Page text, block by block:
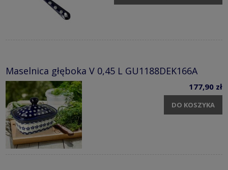
Maselnica głęboka V 0,45 L GU1188DEK166A
177,90 zł
DO KOSZYKA